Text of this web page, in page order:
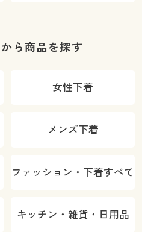
ら商品を探す
女性下着
メンズ下着
ファッション・下着すべて
キッチン・雑貨・日用品